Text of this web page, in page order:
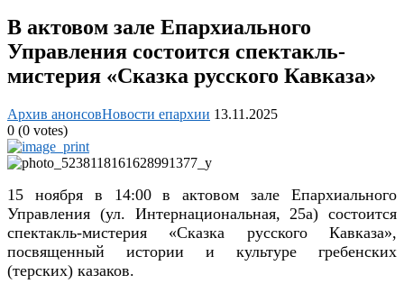
В актовом зале Епархиального
Управления состоится спектакль-
мистерия «Сказка русского Кавказа»
Архив анонсовНовости епархии 13.11.2025
0 (0 votes)
15 ноября в 14:00 в актовом зале Епархиального
Управления (ул. Интернациональная, 25а) состоится
спектакль-мистерия «Сказка русского Кавказа»,
посвященный истории и культуре гребенских
(терских) казаков.